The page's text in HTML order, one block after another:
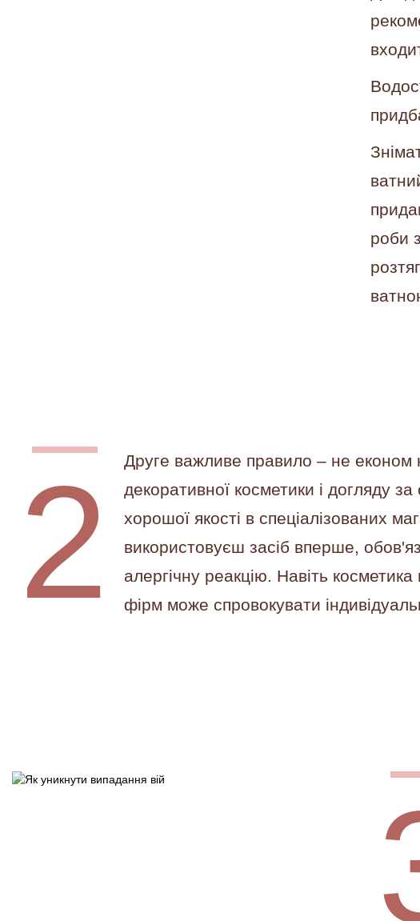
роби
Друге важливе правило – не економ
декоративної косметики і догляду
хорошої якості в спеціалізованих
використовуєш засіб вперше,
алергічну реакцію. Навіть
фірм може спровокувати